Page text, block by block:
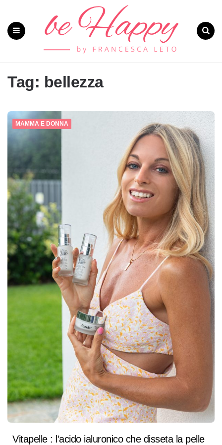
Tag: bellezza
MAMMA E DONNA
Vitapelle : l’acido ialuronico che disseta la pelle